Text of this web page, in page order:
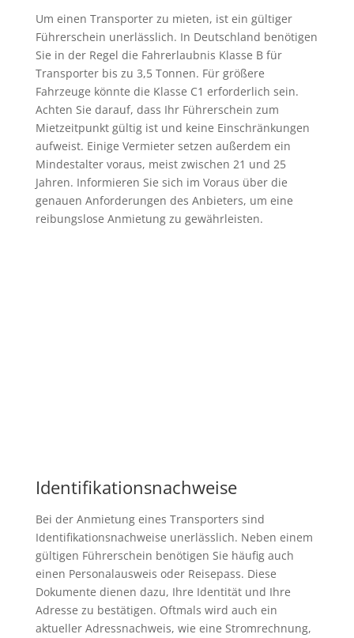
Um einen Transporter zu mieten, ist ein gültiger
Führerschein unerlässlich. In Deutschland benötigen
Sie in der Regel die Fahrerlaubnis Klasse B für
Transporter bis zu 3,5 Tonnen. Für größere
Fahrzeuge könnte die Klasse C1 erforderlich sein.
Achten Sie darauf, dass Ihr Führerschein zum
Mietzeitpunkt gültig ist und keine Einschränkungen
aufweist. Einige Vermieter setzen außerdem ein
Mindestalter voraus, meist zwischen 21 und 25
Jahren. Informieren Sie sich im Voraus über die
genauen Anforderungen des Anbieters, um eine
reibungslose Anmietung zu gewährleisten.
Identifikationsnachweise
Bei der Anmietung eines Transporters sind
Identifikationsnachweise unerlässlich. Neben einem
gültigen Führerschein benötigen Sie häufig auch
einen Personalausweis oder Reisepass. Diese
Dokumente dienen dazu, Ihre Identität und Ihre
Adresse zu bestätigen. Oftmals wird auch ein
aktueller Adressnachweis, wie eine Stromrechnung,